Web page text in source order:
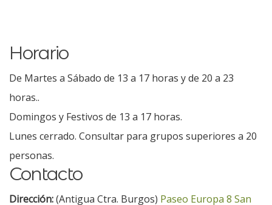
Horario
De Martes a Sábado de 13 a 17 horas y de 20 a 23
horas..
Domingos y Festivos de 13 a 17 horas.
Lunes cerrado. Consultar para grupos superiores a 20
personas.
Contacto
Dirección:(Antigua Ctra. Burgos) Paseo Europa 8 San